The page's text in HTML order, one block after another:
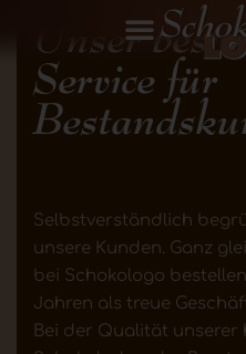
Unser
Service für
Selbstverständlich
unsere Kunden. Ganz
bei Schokologo
Jahren als treue
Bei der Qualität